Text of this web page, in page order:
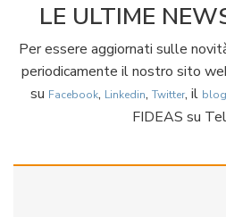
LE ULTIME
Per essere aggiornati sulle
periodicamente il nostro sito
su Facebook, Linkedin, Twitter, il
FIDEAS su